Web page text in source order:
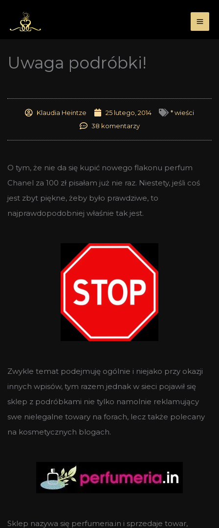
treści
Uwaga podróbki!
Klaudia Heintze 25 lutego, 2014
* wieści
38 komentarzy
O tym, że nie da się kupić nowego flakonu perfum
Chanel za 100 zł pisałam już nie raz. Niestety, jeśli coś
jest zbyt piękne, żeby było prawdziwe, to
najprawdopodobniej właśnie tak jest.
Zwykle temat podejmuję ogólnie i niejako przy okazji
innych wpisów, tym razem jednak w sieci pojawił się
sklep z podróbkami nie tylko namolnie reklamujący
swe nielegalne towary na forach, lecz także polecany
na kosmetycznych blogach.
Sklep nazywa się perfumeria.in i sprzedaje towar,